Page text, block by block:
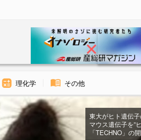
理化学 その他
東大がヒト遺伝
マウス遺伝子を”
「TECHNO」